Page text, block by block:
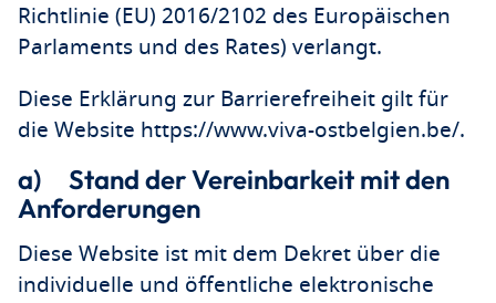
Richtlinie (EU) 2016/2102 des Europäischen
Parlaments und des Rates) verlangt.
Diese Erklärung zur Barrierefreiheit gilt für
die Website https://www.viva-ostbelgien.be/.
a) Stand der Vereinbarkeit mit den
Anforderungen
Diese Website ist mit dem Dekret über die
individuelle und öffentliche elektronische